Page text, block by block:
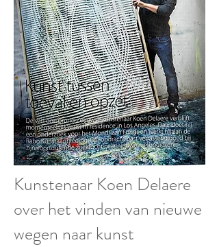
Kunstenaar Koen Delaere
over het vinden van nieuwe
wegen naar kunst